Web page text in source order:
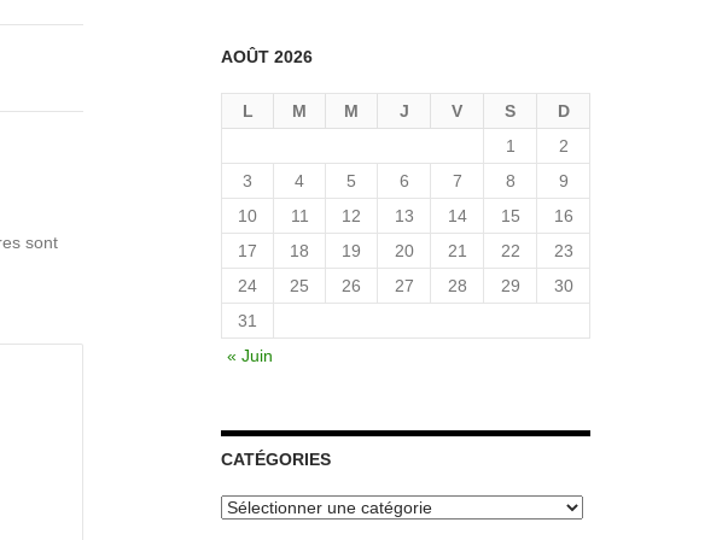
sont
AOÛT 2026
L M M J V S
D
1
2
3
4 5 6 7 8
9
10
11 12 13 14 15
16
17
18 19 20 21 22
23
24
25 26 27 28 29
30
31
« Juin
CATÉGORIES
Catégories